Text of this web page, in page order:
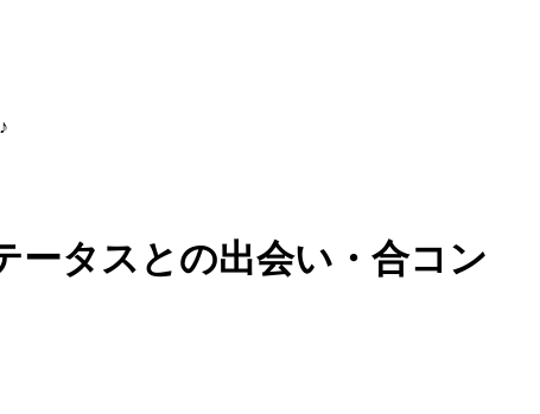
ータスとの出会い・合コン